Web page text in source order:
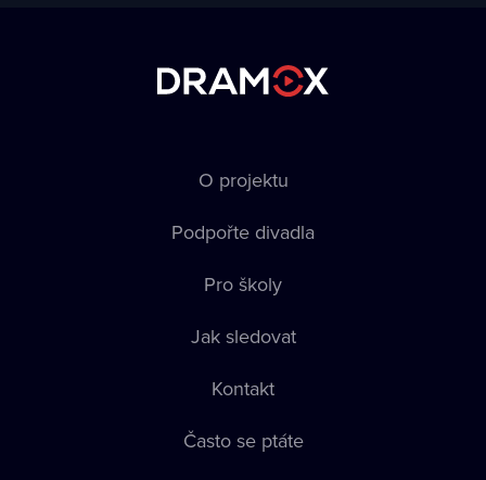
O projektu
Podpořte divadla
Pro školy
Jak sledovat
Kontakt
Často se ptáte